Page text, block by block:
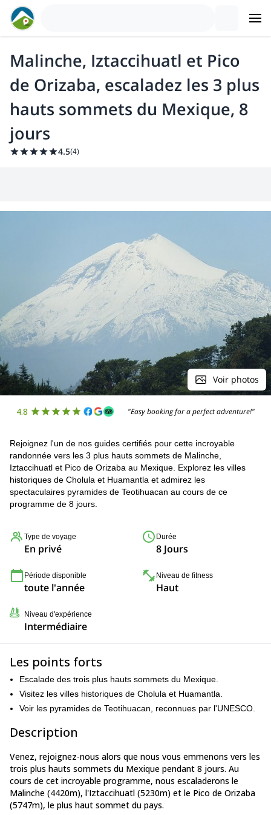
Malinche, Iztaccihuatl et Pico
de Orizaba, escaladez les 3 plus
hauts sommets du Mexique, 8
jours
4.5(4)
Voir photos
4.8 "Easy booking for a perfect adventure!"
Rejoignez l'un de nos guides certifiés pour cette incroyable
randonnée vers les 3 plus hauts sommets de Malinche,
Iztaccihuatl et Pico de Orizaba au Mexique. Explorez les villes
historiques de Cholula et Huamantla et admirez les
spectaculaires pyramides de Teotihuacan au cours de ce
programme de 8 jours.
Type de voyage
En privé
Durée
8 Jours
Période disponible
toute l'année
Niveau de fitness
Haut
Niveau d'expérience
Intermédiaire
Les points forts
Escalade des trois plus hauts sommets du Mexique.
Visitez les villes historiques de Cholula et Huamantla.
Voir les pyramides de Teotihuacan, reconnues par l'UNESCO.
Description
Venez, rejoignez-nous alors que nous vous emmenons vers les
trois plus hauts sommets du Mexique pendant 8 jours. Au
cours de cet incroyable programme, nous escaladerons le
Malinche (4420m), l'Iztaccihuatl (5230m) et le Pico de Orizaba
(5747m), le plus haut sommet du pays.